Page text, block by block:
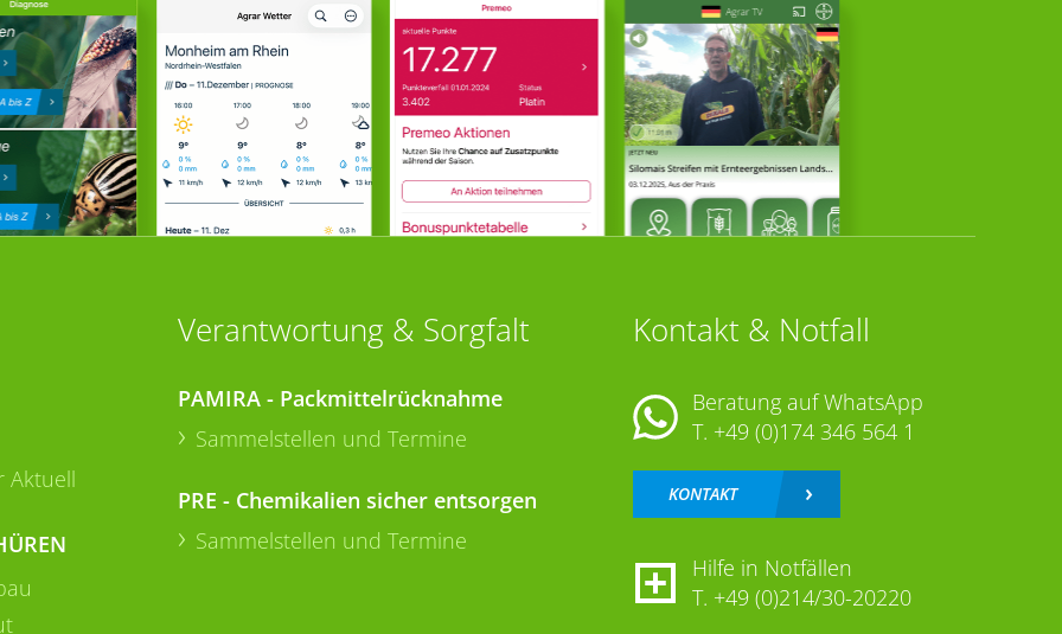
Aktuell
Verantwortung & Sorgfalt
PAMIRA - Packmittelrücknahme
Sammelstellen und Termine
PRE - Chemikalien sicher entsorgen
Sammelstellen und Termine
Kontakt & Notfall
Beratung auf WhatsApp
T. +49 (0)174 346 564 1
KONTAKT
Hilfe in Notfällen
T. +49 (0)214/30-20220